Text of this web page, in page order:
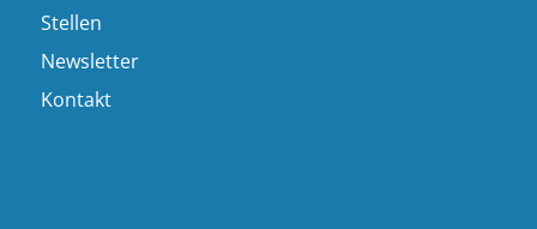
Stellen
Newsletter
Kontakt